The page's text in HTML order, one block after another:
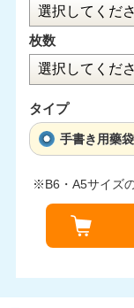
枚数
タイプ
手書き用藥袋
※B6・A5サイズ